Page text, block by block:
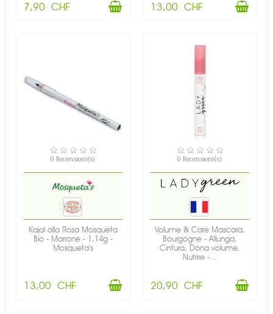
7,90 CHF 13,00 CHF
0 Recensioni(s)
Kajal alla Rosa Mosqueta
Bio - Marrone - 1,14g -
Mosqueta's
13,00 CHF
DISPONIBILE
0 Recensioni(s)
Volume & Care Mascara,
Bourgogne - Allunga,
Cintura, Dona volume,
Nutrire -...
20,90 CHF